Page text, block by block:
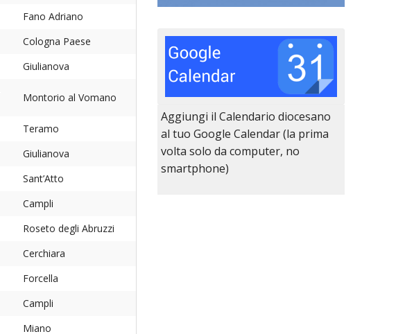
Fano Adriano
Cologna Paese
Giulianova
Montorio al Vomano
Teramo
Giulianova
Sant’Atto
Campli
Roseto degli Abruzzi
Cerchiara
Forcella
Campli
Miano
Aggiungi il Calendario diocesano
al tuo Google Calendar (la prima
volta solo da computer, no
smartphone)